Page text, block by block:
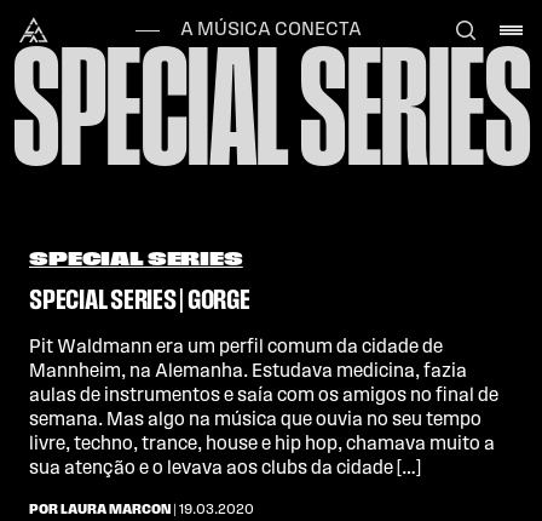
Alataj
A MÚSICA CONECTA
SPECIAL SERIES
SPECIAL SERIES
SPECIAL SERIES | GORGE
Pit Waldmann era um perfil comum da cidade de
Mannheim, na Alemanha. Estudava medicina, fazia
aulas de instrumentos e saía com os amigos no final de
semana. Mas algo na música que ouvia no seu tempo
livre, techno, trance, house e hip hop, chamava muito a
sua atenção e o levava aos clubs da cidade […]
POR LAURA MARCON | 19.03.2020